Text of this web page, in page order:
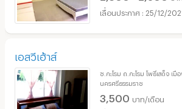
25/12/
เอสวีเฮ้าส์
ซ.กะโรม ถ.กะโรม โพธิ์เสด็จ เมื
นครศรีธรรมราช
3,500 บาท/เดือน